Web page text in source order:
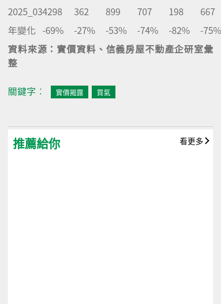
2025_034298 362 899 707 198
667
年變化 -69% -27% -53% -74% -82%
-75%
資料來源：實價資料、信義房屋不動產企研室彙
整
關鍵字︰ 實價揭露 買氣
推薦給你 看更多